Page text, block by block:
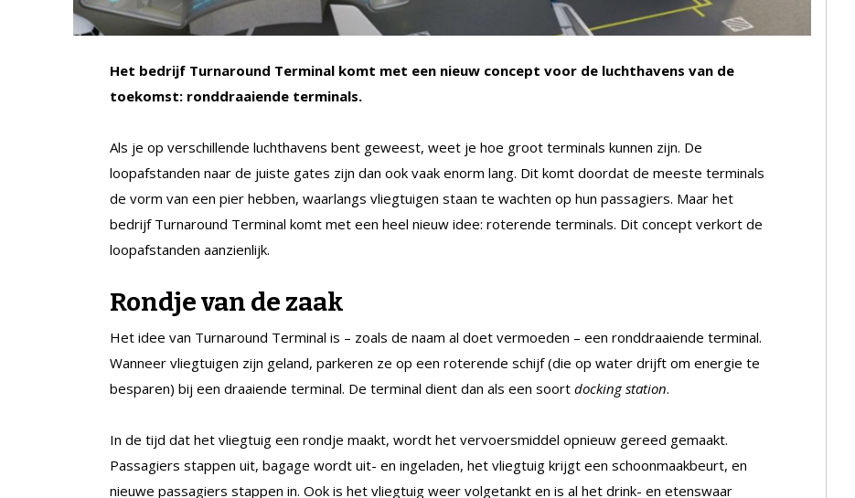
Het bedrijf Turnaround Terminal komt met een nieuw concept voor de luchthavens van de
toekomst: ronddraaiende terminals.
Als je op verschillende luchthavens bent geweest, weet je hoe groot terminals kunnen zijn. De
loopafstanden naar de juiste gates zijn dan ook vaak enorm lang. Dit komt doordat de meeste terminals
de vorm van een pier hebben, waarlangs vliegtuigen staan te wachten op hun passagiers. Maar het
bedrijf Turnaround Terminal komt met een heel nieuw idee: roterende terminals. Dit concept verkort de
loopafstanden aanzienlijk.
Rondje van de zaak
Het idee van Turnaround Terminal is – zoals de naam al doet vermoeden – een ronddraaiende terminal.
Wanneer vliegtuigen zijn geland, parkeren ze op een roterende schijf (die op water drijft om energie te
besparen) bij een draaiende terminal. De terminal dient dan als een soort docking station.
In de tijd dat het vliegtuig een rondje maakt, wordt het vervoersmiddel opnieuw gereed gemaakt.
Passagiers stappen uit, bagage wordt uit- en ingeladen, het vliegtuig krijgt een schoonmaakbeurt, en
nieuwe passagiers stappen in. Ook is het vliegtuig weer volgetankt en is al het drink- en etenswaar